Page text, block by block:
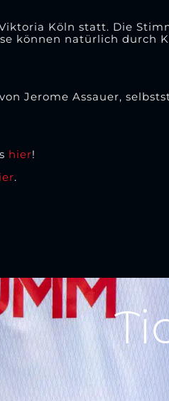
Köln statt. Die
können natürlich durch
Jerome Assauer,
hier!
.